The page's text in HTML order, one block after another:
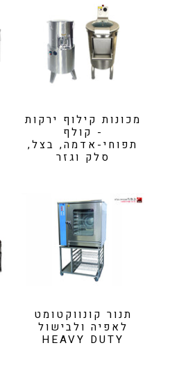
מכונות קילוף ירקות
- קולף
תפוחי-אדמה, בצל,
סלק וגזר
תנור קונווקטומט
לאפיה ולבישול
HEAVY DUTY